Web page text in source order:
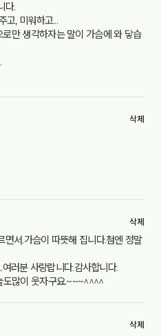
다.
고, 미워하고...
만 생각하자는 말이 가슴에 와 닿습
삭제
삭제
서.가슴이 따뜻해 집니다.첨엔 정말
러분 사랑랍니다.감사합니다.
도많이 웃자구요.~~~^^^^
삭제